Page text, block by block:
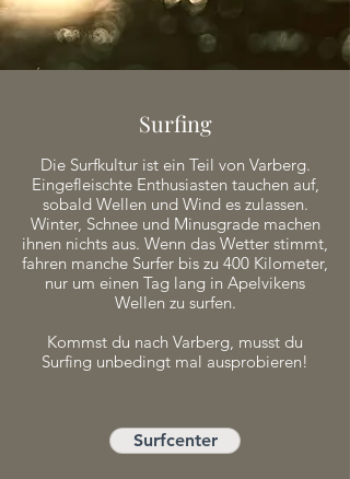
Surfing
Die Surfkultur ist ein Teil von Varberg.
Eingefleischte Enthusiasten tauchen auf,
sobald Wellen und Wind es zulassen.
Winter, Schnee und Minusgrade machen
ihnen nichts aus. Wenn das Wetter stimmt,
fahren manche Surfer bis zu 400 Kilometer,
nur um einen Tag lang in Apelvikens
Wellen zu surfen.
Kommst du nach Varberg, musst du
Surfing unbedingt mal ausprobieren!
Surfcenter